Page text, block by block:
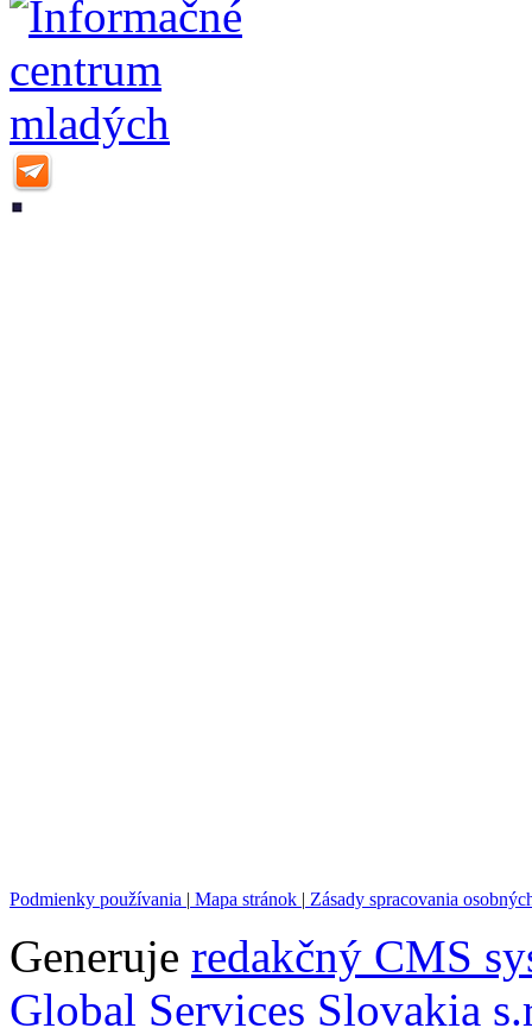
Podmienky používania | Mapa stránok | Zásady spracovania
Generuje redakčný CMS
Global Services Slovakia